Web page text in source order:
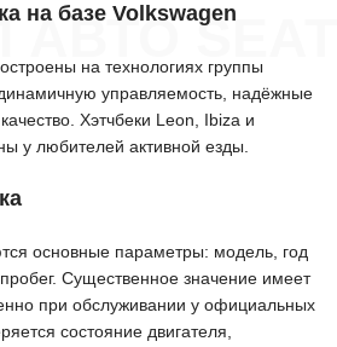
SEAT
на базе Volkswagen
на технологиях группы
управляемость, надёжные
Хэтчбеки Leon, Ibiza и
у любителей активной езды.
основные параметры: модель, год
Существенное значение имеет
при обслуживании у официальных
состояние двигателя,